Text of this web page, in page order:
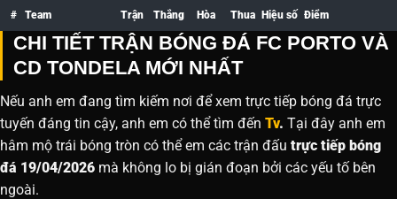
# Team Trận Thắng Hòa Thua Hiệu số Điểm
CHI TIẾT TRẬN BÓNG ĐÁ FC PORTO VÀ
CD TONDELA MỚI NHẤT
Nếu anh em đang tìm kiếm nơi để xem trực tiếp bóng đá trực
tuyến đáng tin cậy, anh em có thể tìm đến Tv. Tại đây anh em
hâm mộ trái bóng tròn có thể em các trận đấu trực tiếp bóng
đá 19/04/2026 mà không lo bị gián đoạn bởi các yếu tố bên
ngoài.